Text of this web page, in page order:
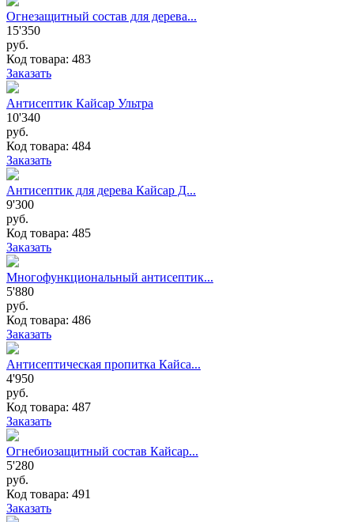
Огнезащитный состав для дерева...
15'350
руб.
Код товара: 483
Заказать
Антисептик Кайсар Ультра
10'340
руб.
Код товара: 484
Заказать
Антисептик для дерева Кайсар Д...
9'300
руб.
Код товара: 485
Заказать
Многофункциональный антисептик...
5'880
руб.
Код товара: 486
Заказать
Антисептическая пропитка Кайса...
4'950
руб.
Код товара: 487
Заказать
Огнебиозащитный состав Кайсар...
5'280
руб.
Код товара: 491
Заказать